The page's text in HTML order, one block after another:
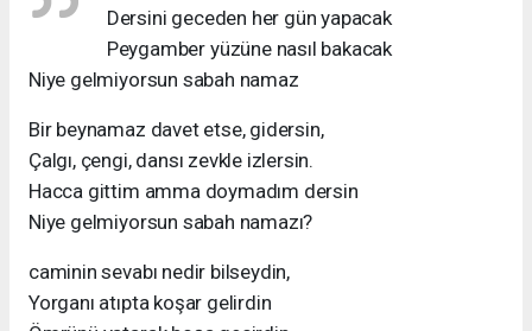
Dersini geceden her gün yapacak
Peygamber yüzüne nasıl bakacak
Niye gelmiyorsun sabah namaz
Bir beynamaz davet etse, gidersin,
Çalgı, çengi, dansı zevkle izlersin.
Hacca gittim amma doymadım dersin
Niye gelmiyorsun sabah namazı?
caminin sevabı nedir bilseydin,
Yorganı atıpta koşar gelirdin